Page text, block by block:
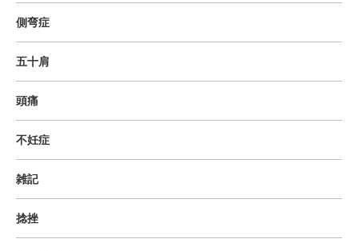
側弯症
五十肩
頭痛
不妊症
雑記
捻挫